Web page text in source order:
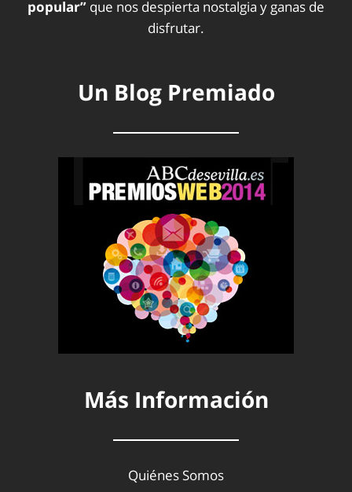
popular” que nos despierta nostalgia y ganas de
disfrutar.
Un Blog Premiado
Más Información
Quiénes Somos